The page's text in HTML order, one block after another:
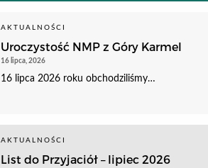
AKTUALNOŚCI
Uroczystość NMP z Góry Karmel
16 lipca, 2026
16 lipca 2026 roku obchodziliśmy…
AKTUALNOŚCI
List do Przyjaciół – lipiec 2026